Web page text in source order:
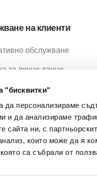
"бисквитки"
да персонализираме
и да анализираме
сайта ни, с
които може да я
са събрали от
на клиенти
обслужване
за лични данни
за бисквитки
за ползване
за доставка
Въпроси